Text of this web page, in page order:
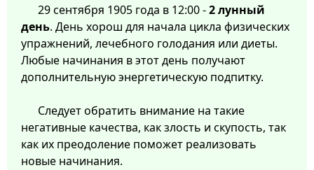
29 сентября 1905 года в 12:00 -2 лунный
день. День хорош для начала цикла физических
упражнений, лечебного голодания или диеты.
Любые начинания в этот день получают
дополнительную энергетическую подпитку.
Следует обратить внимание на такие
негативные качества, как злость и скупость, так
как их преодоление поможет реализовать
новые начинания.